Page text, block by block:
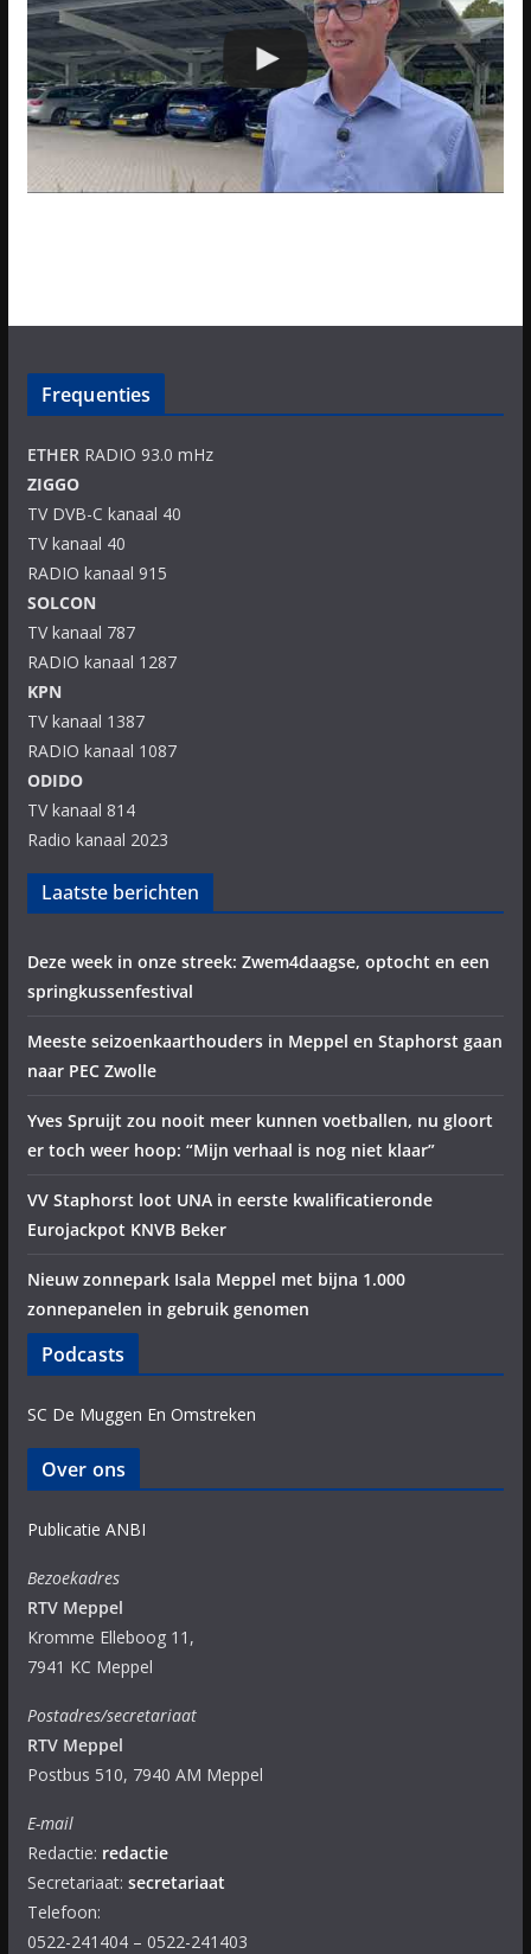
Frequenties
ETHERRADIO 93.0 mHz
ZIGGO
TV DVB-C kanaal 40
TV kanaal 40
RADIO kanaal 915
SOLCON
TV kanaal 787
RADIO kanaal 1287
KPN
TV kanaal 1387
RADIO kanaal 1087
ODIDO
TV kanaal 814
Radio kanaal 2023
Laatste berichten
Deze week in onze streek: Zwem4daagse, optocht en een
springkussenfestival
Meeste seizoenkaarthouders in Meppel en Staphorst gaan
naar PEC Zwolle
Yves Spruijt zou nooit meer kunnen voetballen, nu gloort
er toch weer hoop: “Mijn verhaal is nog niet klaar”
VV Staphorst loot UNA in eerste kwalificatieronde
Eurojackpot KNVB Beker
Nieuw zonnepark Isala Meppel met bijna 1.000
zonnepanelen in gebruik genomen
Podcasts
SC De Muggen En Omstreken
Over ons
Publicatie ANBI
Bezoekadres
RTV Meppel
Kromme Elleboog 11,
7941 KC Meppel
Postadres/secretariaat
RTV Meppel
Postbus 510, 7940 AM Meppel
E-mail
Redactie: redactie
Secretariaat: secretariaat
Telefoon:
0522-241404 – 0522-241403